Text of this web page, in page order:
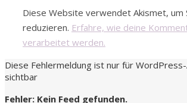
Diese Website verwendet Akismet, um
reduzieren. Erfahre, wie deine
verarbeitet werden.
Diese Fehlermeldung ist nur für
sichtbar
Fehler: Kein Feed gefunden.